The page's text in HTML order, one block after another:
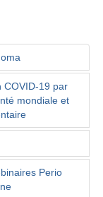
COVID-19 par
mondiale et
Perio